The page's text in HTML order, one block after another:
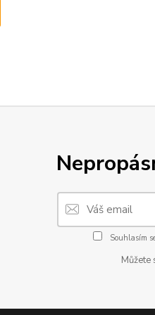
Souhlasím
Můžete